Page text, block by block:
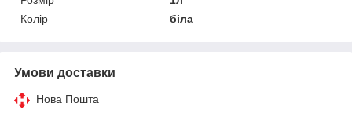
Колір
біла
Умови доставки
Нова Пошта